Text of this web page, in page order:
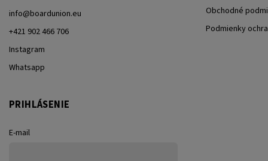
info@boardunion.eu
+421 902 466 706
Instagram
Whatsapp
Obchodné
Podmienky
PRIHLÁSENIE
E-mail